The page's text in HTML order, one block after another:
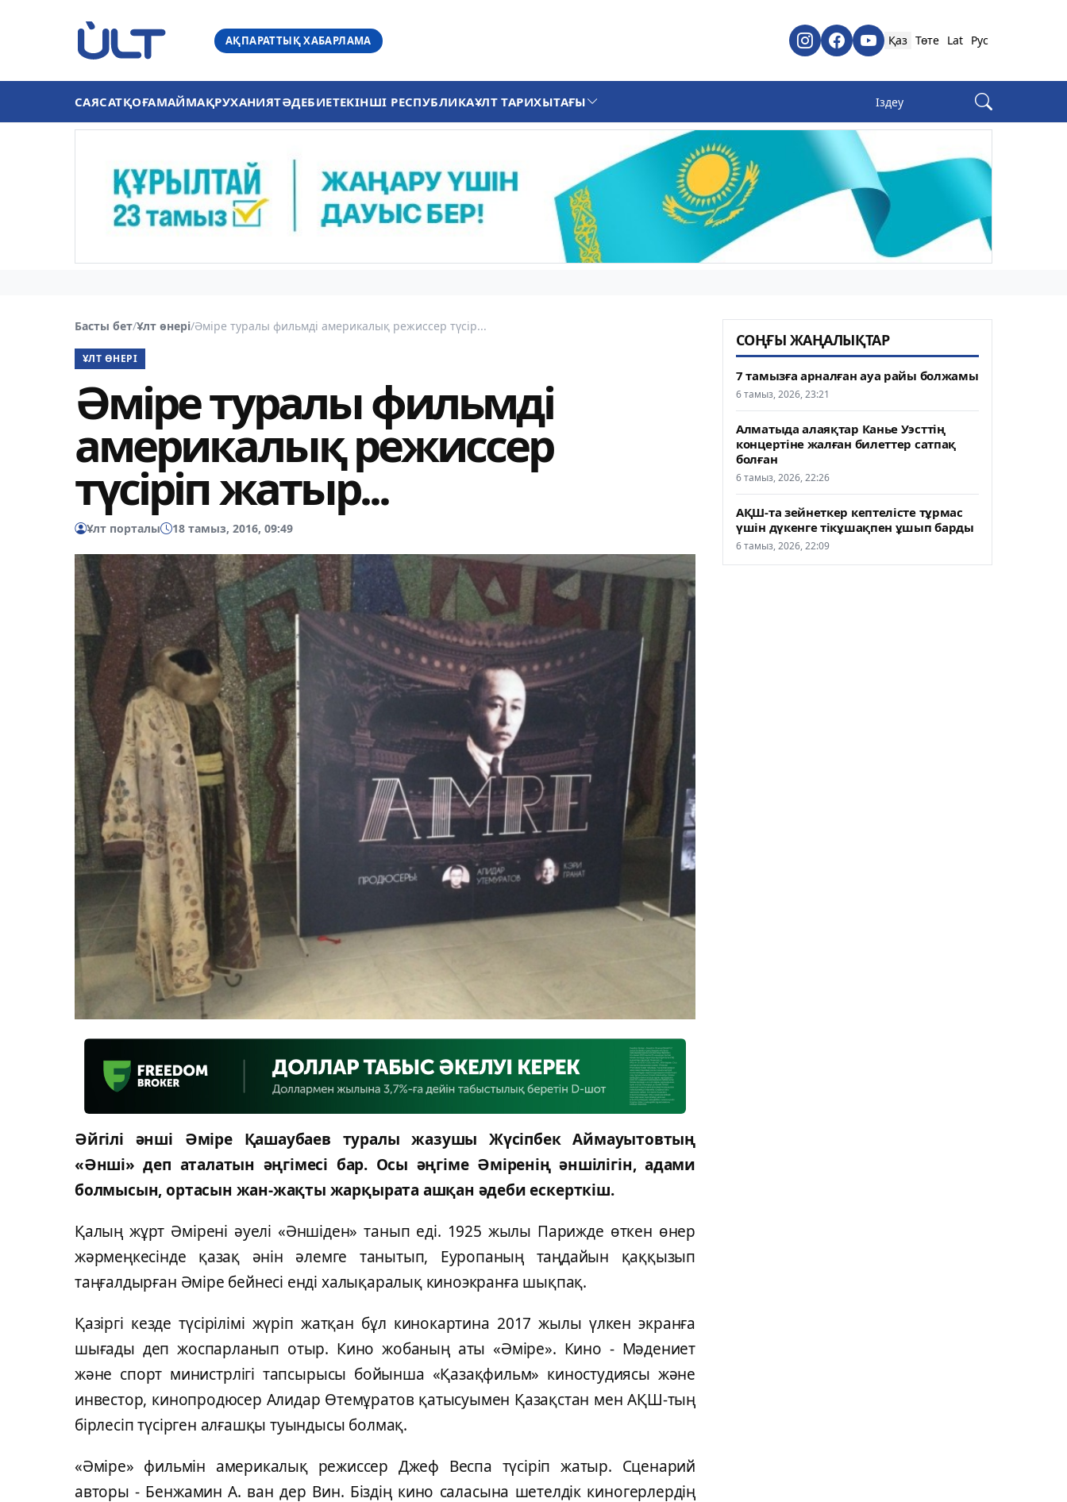
АҚПАРАТТЫҚ ХАБАРЛАМА Қаз Төте Lat Рус
САЯСАТҚОҒАМАЙМАҚРУХАНИЯТӘДЕБИЕТЕКІНШІ РЕСПУБЛИКАҰЛТ ТАРИХЫТАҒЫ
Басты бет/Ұлт өнері/Әміре туралы фильмді америкалық режиссер түсір...
ҰЛТ ӨНЕРІ
Әміре туралы фильмді
америкалық режиссер
түсіріп жатыр...
Ұлт порталы 18 тамыз, 2016, 09:49
Әйгілі әнші Әміре Қашаубаев туралы жазушы Жүсіпбек Аймауытовтың
«Әнші» деп аталатын әңгімесі бар. Осы әңгіме Әміренің әншілігін, адами
болмысын, ортасын жан-жақты жарқырата ашқан әдеби ескерткіш.
Қалың жұрт Әмірені әуелі «Әншіден» танып еді. 1925 жылы Парижде өткен өнер
жәрмеңкесінде қазақ әнін әлемге танытып, Еуропаның таңдайын қаққызып
таңғалдырған Әміре бейнесі енді халықаралық киноэкранға шықпақ.
Қазіргі кезде түсірілімі жүріп жатқан бұл кинокартина 2017 жылы үлкен экранға
шығады деп жоспарланып отыр. Кино жобаның аты «Әміре». Кино - Мәдениет
және спорт министрлігі тапсырысы бойынша «Қазақфильм» киностудиясы және
инвестор, кинопродюсер Алидар Өтемұратов қатысуымен Қазақстан мен АҚШ-тың
бірлесіп түсірген алғашқы туындысы болмақ.
«Әміре» фильмін америкалық режиссер Джеф Веспа түсіріп жатыр. Сценарий
авторы - Бенжамин А. ван дер Вин. Біздің кино саласына шетелдік киногерлердің
СОҢҒЫ ЖАҢАЛЫҚТАР
7 тамызға арналған ауа райы болжамы
6 тамыз, 2026, 23:21
Алматыда алаяқтар Канье Уэсттің
концертіне жалған билеттер сатпақ
болған
6 тамыз, 2026, 22:26
АҚШ-та зейнеткер кептелісте тұрмас
үшін дүкенге тікұшақпен ұшып барды
6 тамыз, 2026, 22:09